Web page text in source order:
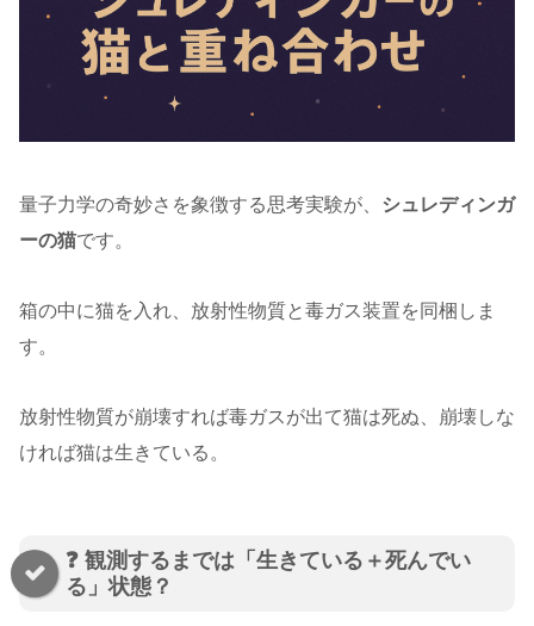
量子力学の奇妙さを象徴する思考実験が、
シュレディンガ
ーの猫です。
箱の中に猫を入れ、放射性物質と毒ガス装置を同梱しま
す。
放射性物質が崩壊すれば毒ガスが出て猫は死ぬ、崩壊しな
ければ猫は生きている。
❓ 観測するまでは「生きている＋死んでい
る」状態？